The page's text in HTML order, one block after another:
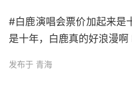
#白鹿演唱会票价加起来是
是十年，白鹿真的好浪漫
发布于 青海